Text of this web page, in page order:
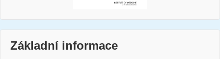
Základní informace